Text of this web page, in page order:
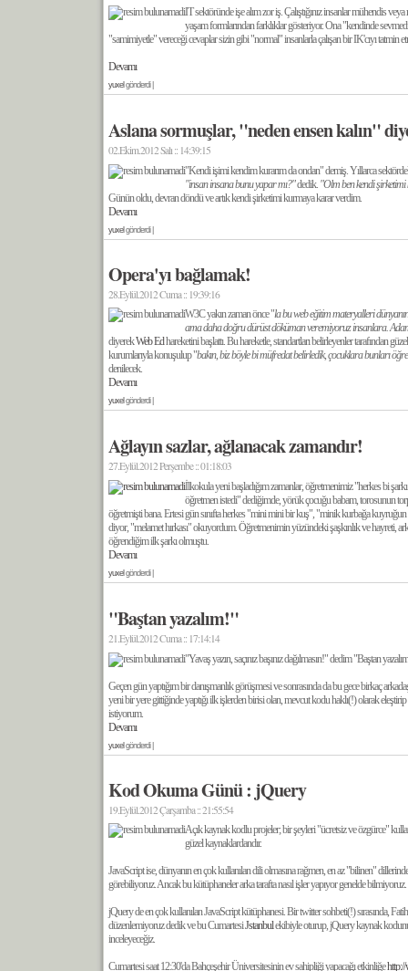
IT sektöründe işe alım zor iş. Çalıştığınız insanlar mühendis
yaşam formlarından farklıklar gösteriyor. Ona "kendinde
"samimiyetle" vereceği cevaplar sizin gibi "normal" insanlarla çalışan bir IK'cıyı tatmin
Devamı
yuxel gönderdi |
Aslana sormuşlar, "neden ensen kalın"
02.Ekim.2012 Salı :: 14:39:15
"Kendi işimi kendim kurarım da ondan" demiş. Yıllarca
"insan insana bunu yapar mı?"dedik. "Olm ben kendi
Günün oldu, devran döndü ve artık kendi şirketimi kurmaya karar verdim.
Devamı
yuxel gönderdi |
Opera'yı bağlamak!
28.Eylül.2012 Cuma :: 19:39:16
W3C yakın zaman önce "la bu web eğitim materyalleri
ama daha doğru dürüst döküman veremiyoruz insanlara.
diyerekWeb Edhareketini başlattı. Bu hareketle, standartları belirleyenler tarafından
kurumlarıyla konuşulup "bakın, biz böyle bi müfredat belirledik, çocuklara bunları
denilecek.
Devamı
yuxel gönderdi |
Ağlayın sazlar, ağlanacak zamandır!
27.Eylül.2012 Perşembe :: 01:18:03
İlkokula yeni başladığım zamanlar, öğretmenimiz "herkes bi
öğretmen istedi" dediğimde, yörük çocuğu babam, torosunun
öğretmişti bana. Ertesi gün sınıfta herkes "mini mini bir kuş", "minik kurbağa
diyor, "melamet hırkası" okuyordum. Öğretmenimin yüzündeki şaşkınlık ve hayreti,
öğrendiğim ilk şarkı olmuştu.
Devamı
yuxel gönderdi |
"Baştan yazalım!"
21.Eylül.2012 Cuma :: 17:14:14
"Yavaş yazın, saçınız başınız dağılmasın!" dedim "Baştan
Geçen gün yaptığım bir danışmanlık görüşmesi ve sonrasında da bu gece birkaç
yeni bir yere gittiğinde yaptığı ilk işlerden birisi olan, mevcut kodu haklı(!) olarak
istiyorum.
Devamı
yuxel gönderdi |
Kod Okuma Günü : jQuery
19.Eylül.2012 Çarşamba :: 21:55:54
Açık kaynak kodlu projeler; bir şeyleri "ücretsiz ve özgürce"
güzel kaynaklardandır.
JavaScript ise, dünyanın en çok kullanılan dili olmasına rağmen, en az "bilinen"
görebiliyoruz. Ancak bu kütüphaneler arka tarafta nasıl işler yapıyor genelde bilmiyoruz.
jQuery de en çok kullanılan JavaScript kütüphanesi. Bir twitter sohbeti(!) sırasında,
düzenlemiyoruz dedik ve bu CumartesiJstanbulekibiyle oturup, jQuery kaynak kodunu
inceleyeceğiz.
Cumartesi saat 12:30'da Bahçeşehir Üniversitesinin ev sahipliği yapacağı etkinliğe